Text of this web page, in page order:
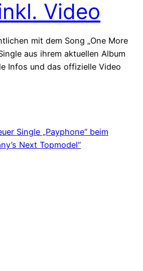
Video
mit dem Song „One More
aus ihrem aktuellen Album
Infos und das offizielle Video